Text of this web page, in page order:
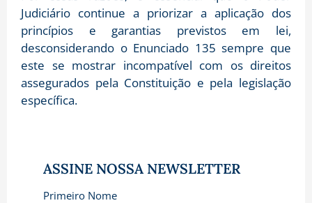
Judiciário continue a priorizar a aplicação dos
princípios e garantias previstos em lei,
desconsiderando o Enunciado 135 sempre que
este se mostrar incompatível com os direitos
assegurados pela Constituição e pela legislação
específica.
ASSINE NOSSA NEWSLETTER
Primeiro Nome